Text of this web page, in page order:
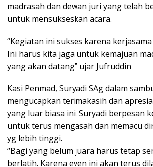
madrasah dan dewan juri yang telah
untuk mensukseskan acara.
“Kegiatan ini sukses karena
Ini harus kita jaga untuk kemajuan
yang akan datang” ujar Jufruddin
Kasi Penmad, Suryadi SAg dalam
mengucapkan terimakasih dan
yang luar biasa ini. Suryadi berpesan
untuk terus mengasah dan memacu
yg lebih tinggi.
“Bagi yang belum juara harus tetap
berlatih. Karena even ini akan terus